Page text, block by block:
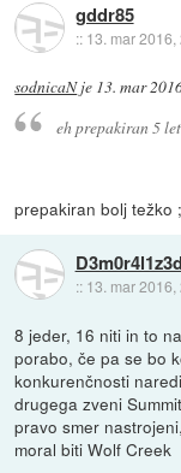
gddr85
:: 13. mar 2016,
sodnicaNje 13. mar
eh prepakiran 5
prepakiran bolj težko
D3m0r4l1z3d
:: 13. mar 2016,
8 jeder, 16 niti in to
porabo, če pa se bo
konkurenčnosti
drugega zveni
pravo smer
moral biti Wolf Creek